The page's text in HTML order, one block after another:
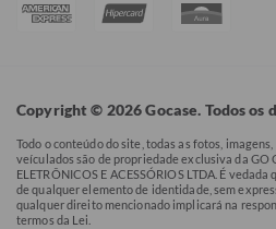
Copyright © 2026 Gocase. Todos os
Todo o conteúdo do site, todas as fotos,
veículados são de propriedade exclusiva da GO
ELETRÔNICOS E ACESSÓRIOS LTDA. É
de qualquer elemento de identidade, sem
qualquer direito mencionado implicará na
termos da Lei.